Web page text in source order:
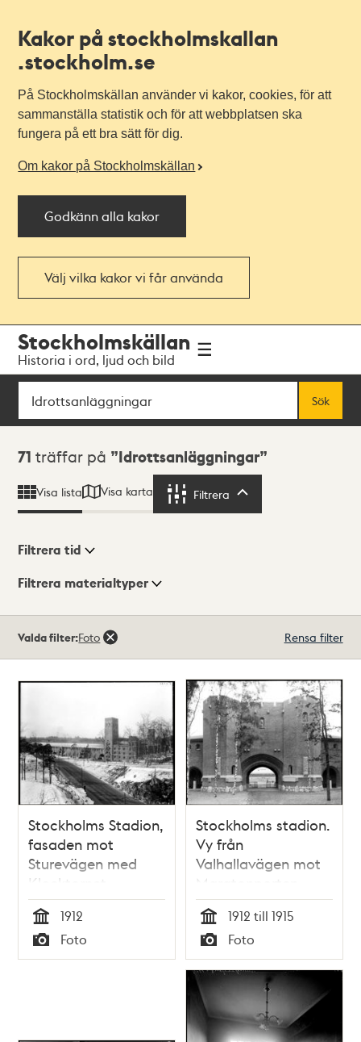
Kakor på stockholmskallan
.stockholm.se
På Stockholmskällan använder vi kakor, cookies, för att
sammanställa statistik och för att webbplatsen ska
fungera på ett bra sätt för dig.
Om kakor på Stockholmskällan
Godkänn alla kakor
Välj vilka kakor vi får använda
navigationen
huvudinnehållet
Stockholmskällan
Historia i ord, ljud och bild
Sök
Sök
Sökresultat
71 träffar på Idrottsanläggningar
Visa lista Visa karta Filtrera
Visningsläge
Filtrera tid
Filtrera materialtyper
träffar
Valda filter:Foto Rensa filter
Stockholms Stadion,
fasaden mot
Sturevägen med
Klocktornet,
vintertid.
Tid
1912
Typ
Foto
Stockholms stadion.
Vy från
Valhallavägen mot
Maratonporten.
Tid
1912 till 1915
Typ
Foto